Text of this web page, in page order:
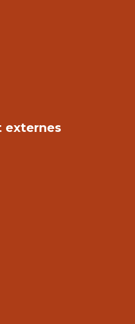
externes